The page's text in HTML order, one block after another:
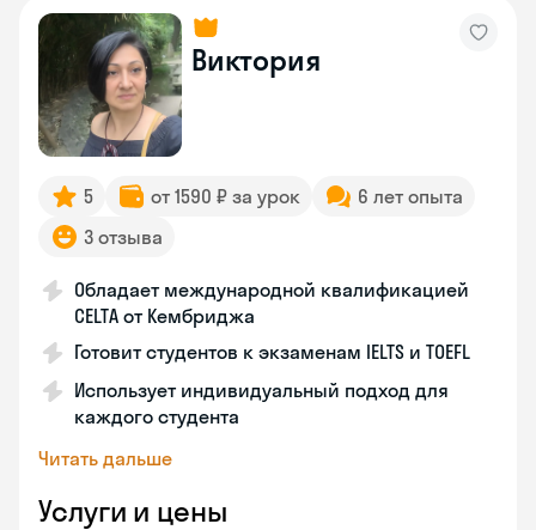
Виктория
5 от 1590 ₽ за урок
6 лет опыта
3 отзыва
Обладает международной квалификацией
CELTA от Кембриджа
Готовит студентов к экзаменам IELTS и TOEFL
Использует индивидуальный подход для
каждого студента
Читать дальше
Услуги и цены